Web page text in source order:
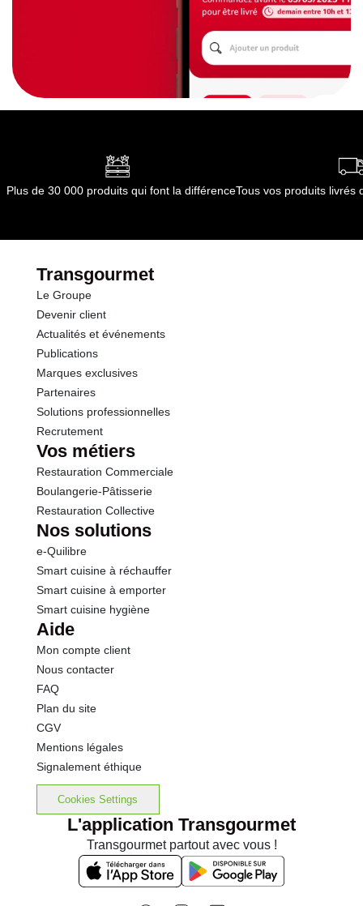
Plus de 30 000 produits qui font la différenceTous vos produits livrés
Transgourmet
Le Groupe
Devenir client
Actualités et événements
Publications
Marques exclusives
Partenaires
Solutions professionnelles
Recrutement
Vos métiers
Restauration Commerciale
Boulangerie-Pâtisserie
Restauration Collective
Nos solutions
e-Quilibre
Smart cuisine à réchauffer
Smart cuisine à emporter
Smart cuisine hygiène
Aide
Mon compte client
Nous contacter
FAQ
Plan du site
CGV
Mentions légales
Signalement éthique
Cookies Settings
L'application Transgourmet
Transgourmet partout avec vous !